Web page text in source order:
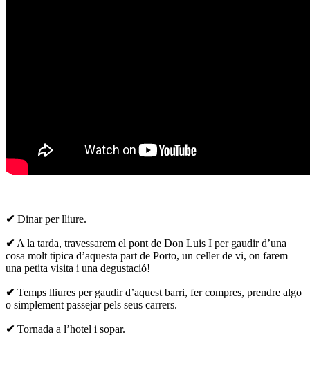
✔ Dinar per lliure.
✔ A la tarda, travessarem el pont de Don Luis I per gaudir d’una
cosa molt tipica d’aquesta part de Porto, un celler de vi, on farem
una petita visita i una degustació!
✔ Temps lliures per gaudir d’aquest barri, fer compres, prendre algo
o simplement passejar pels seus carrers.
✔ Tornada a l’hotel i sopar.